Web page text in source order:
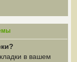
в вашем